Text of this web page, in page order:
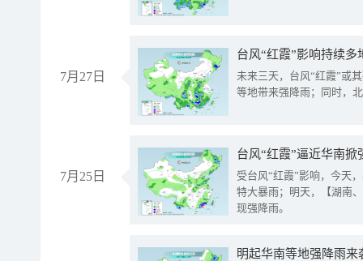
7月27日
台风“红霞”影响持续
未来三天，台风“红霞”或
等地带来强降雨；同时，
7月25日
台风“红霞”逼近华南
受台风“红霞”影响，今天
特大暴雨；明天，【湖南
现强降雨。
明起华南等地强降雨